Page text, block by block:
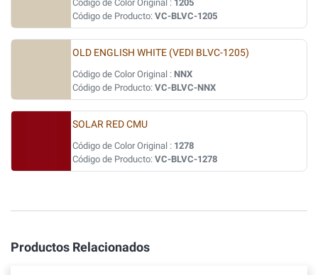
Código de Color Original : 1205
Código de Producto: VC-BLVC-1205
OLD ENGLISH WHITE (VEDI BLVC-1205)
Código de Color Original : NNX
Código de Producto: VC-BLVC-NNX
SOLAR RED CMU
Código de Color Original : 1278
Código de Producto: VC-BLVC-1278
Productos Relacionados